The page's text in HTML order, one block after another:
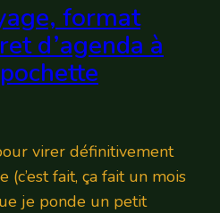
format
d’agenda à
virer définitivement
fait, ça fait un mois
je ponde un petit